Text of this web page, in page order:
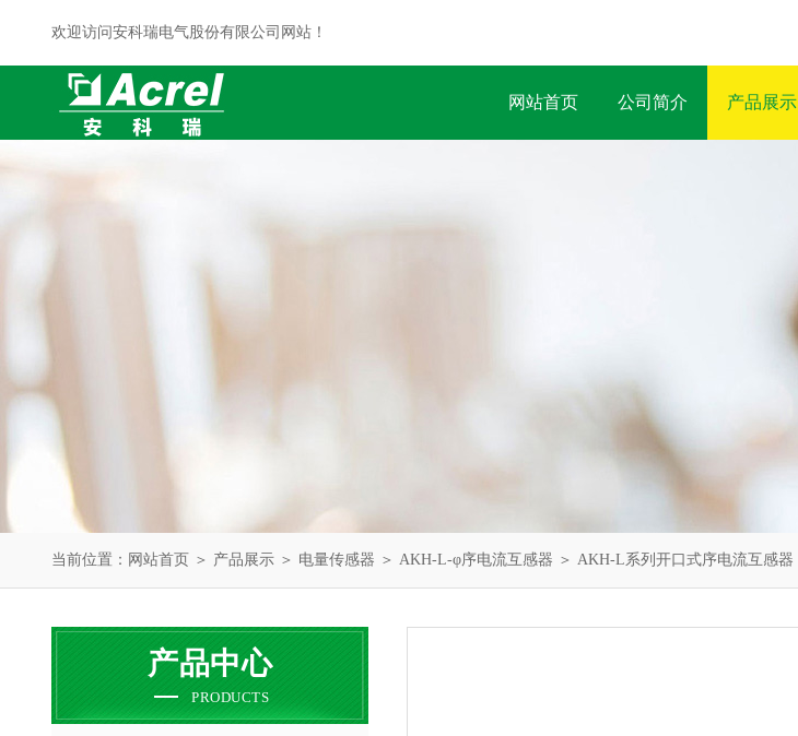
欢迎访问安科瑞电气股份有限公司网站！
网站首页 公司简介 产品展示
当前位置： 网站首页 ＞ 产品展示 ＞ 电量传感器 ＞ AKH-L-φ序电流互感器 ＞ AKH-L系列开口式序电流互感器
产品中心
PRODUCTS